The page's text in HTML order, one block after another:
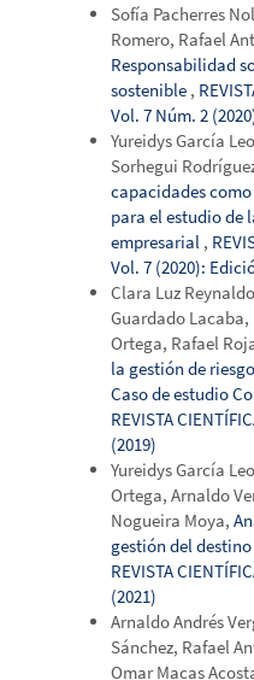
Sofía Pacherres
Romero, Rafael
Responsabilidad
sostenible ,
Vol. 7 Núm. 2
Yureidys García
Sorhegui
capacidades
para el estudio de
empresarial ,
Vol. 7 (2020):
Clara Luz
Guardado
Ortega, Rafael
la gestión de
Caso de estudio
REVISTA
(2019)
Yureidys García
Ortega, Arnaldo
Nogueira Moya,
gestión del
REVISTA
(2021)
Arnaldo Andrés
Sánchez, Rafael
Omar Macas